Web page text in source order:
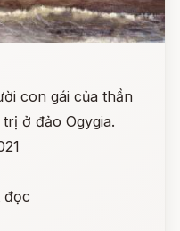
con gái của thần
ở đảo Ogygia.
đọc